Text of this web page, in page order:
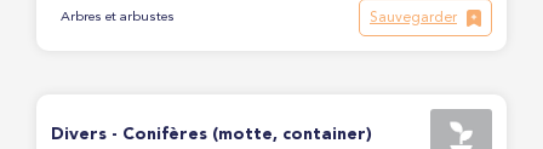
Arbres et arbustes Sauvegarder
Divers - Conifères (motte, container)